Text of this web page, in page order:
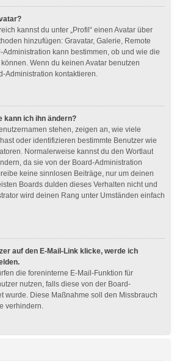
kannst du unter „Profil“ einen Avatar über
hinzufügen: Gravatar, Galerie, Remote
kann bestimmen, ob und wie die
Wenn du keinen Avatar benutzen
Administration kontaktieren.
kann ich ihn ändern?
stehen, zeigen an, wie viele
oder identifizieren bestimmte Benutzer wie
Normalerweise kannst du den Wortlaut
da sie von der Board-Administration
keine sinnlosen Beiträge, nur um deinen
Boards dulden dieses Verhalten nicht und
wird deinen Rang unter Umständen einfach
auf den E-Mail-Link klicke, werde ich
die foreninterne E-Mail-Funktion für
nutzen, falls diese von der Board-
wurde. Diese Maßnahme soll den Missbrauch
verhindern.